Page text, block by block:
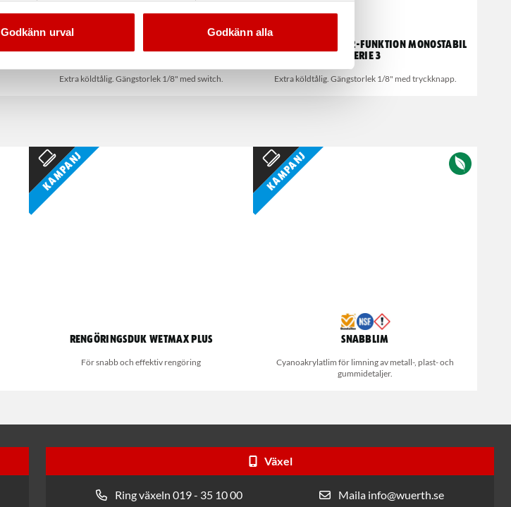
Godkänn urval Godkänn alla
Extra köldtålig. Gängstorlek 1/8" med switch.
Manuell ventil 3/2-funktion monostabil
Serie 3
Extra köldtålig. Gängstorlek 1/8" med tryckknapp.
Kampanj
Rengöringsduk Wetmax Plus
För snabb och effektiv rengöring
Kampanj
Snabblim
Cyanoakrylatlim för limning av metall-, plast- och
gummidetaljer.
Växel
Ring växeln 019 - 35 10 00 Maila info@wuerth.se